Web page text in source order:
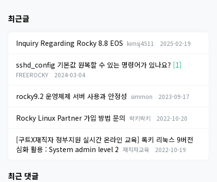
최근글
Inquiry Regarding Rocky 8.8 EOS kimsj4511 2025-02-19
sshd_config 기본값 원복할 수 있는 명령어가 있나요? [1]
FREEROCKY 2024-03-04
rocky9.2 운영체제 서버 사용과 안정성 simmon 2023-09-17
Rocky Linux Partner 가입 방법 문의 락키락키 2022-10-20
[구트X재직자 정부지원 실시간 온라인 교육] 록키 리눅스 9버전
심화 활용 : System admin level 2 재직자교육 2022-10-19
최근 댓글